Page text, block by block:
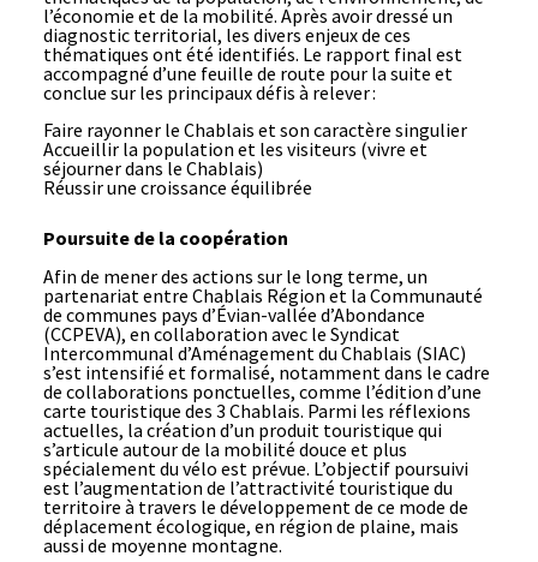
l’économie et de la mobilité. Après avoir dressé un
diagnostic territorial, les divers enjeux de ces
thématiques ont été identifiés. Le rapport final est
accompagné d’une feuille de route pour la suite et
conclue sur les principaux défis à relever :
Faire rayonner le Chablais et son caractère singulier
Accueillir la population et les visiteurs (vivre et
séjourner dans le Chablais)
Réussir une croissance équilibrée
Poursuite de la coopération
Afin de mener des actions sur le long terme, un
partenariat entre Chablais Région et la Communauté
de communes pays d’Évian-vallée d’Abondance
(CCPEVA), en collaboration avec le Syndicat
Intercommunal d’Aménagement du Chablais (SIAC)
s’est intensifié et formalisé, notamment dans le cadre
de collaborations ponctuelles, comme l’édition d’une
carte touristique des 3 Chablais. Parmi les réflexions
actuelles, la création d’un produit touristique qui
s’articule autour de la mobilité douce et plus
spécialement du vélo est prévue. L’objectif poursuivi
est l’augmentation de l’attractivité touristique du
territoire à travers le développement de ce mode de
déplacement écologique, en région de plaine, mais
aussi de moyenne montagne.